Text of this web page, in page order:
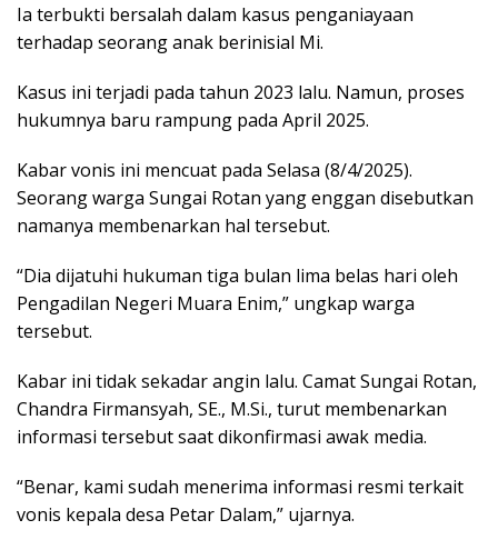
Ia terbukti bersalah dalam kasus penganiayaan
terhadap seorang anak berinisial Mi.
Kasus ini terjadi pada tahun 2023 lalu. Namun, proses
hukumnya baru rampung pada April 2025.
Kabar vonis ini mencuat pada Selasa (8/4/2025).
Seorang warga Sungai Rotan yang enggan disebutkan
namanya membenarkan hal tersebut.
“Dia dijatuhi hukuman tiga bulan lima belas hari oleh
Pengadilan Negeri Muara Enim,” ungkap warga
tersebut.
Kabar ini tidak sekadar angin lalu. Camat Sungai Rotan,
Chandra Firmansyah, SE., M.Si., turut membenarkan
informasi tersebut saat dikonfirmasi awak media.
“Benar, kami sudah menerima informasi resmi terkait
vonis kepala desa Petar Dalam,” ujarnya.